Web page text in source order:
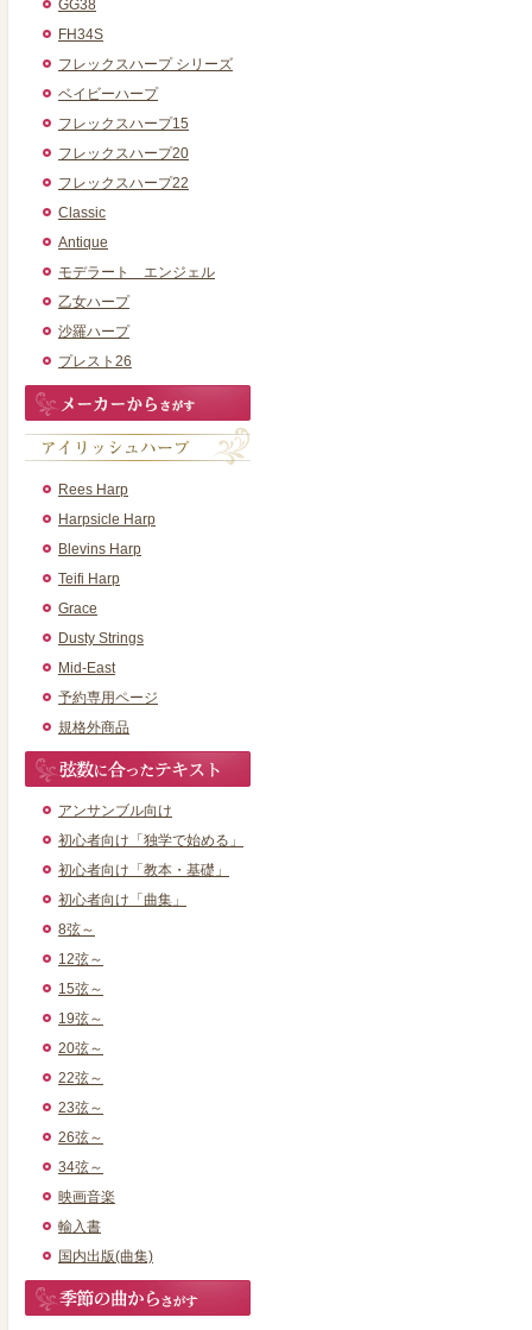
GG38
FH34S
フレックスハープ シリーズ
ベイビーハープ
フレックスハープ15
フレックスハープ20
フレックスハープ22
Classic
Antique
モデラート エンジェル
乙女ハープ
沙羅ハープ
プレスト26
Rees Harp
Harpsicle Harp
Blevins Harp
Teifi Harp
Grace
Dusty Strings
Mid-East
予約専用ページ
規格外商品
アンサンブル向け
初心者向け「独学で始める」
初心者向け「教本・基礎」
初心者向け「曲集」
8弦～
12弦～
15弦～
19弦～
20弦～
22弦～
23弦～
26弦～
34弦～
映画音楽
輸入書
国内出版(曲集)